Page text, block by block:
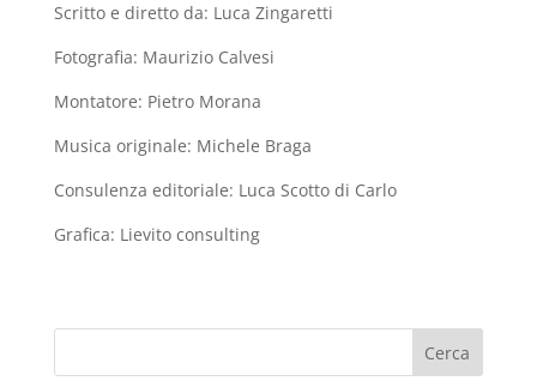
Scritto e diretto da: Luca Zingaretti
Fotografia: Maurizio Calvesi
Montatore: Pietro Morana
Musica originale: Michele Braga
Consulenza editoriale: Luca Scotto di Carlo
Grafica: Lievito consulting